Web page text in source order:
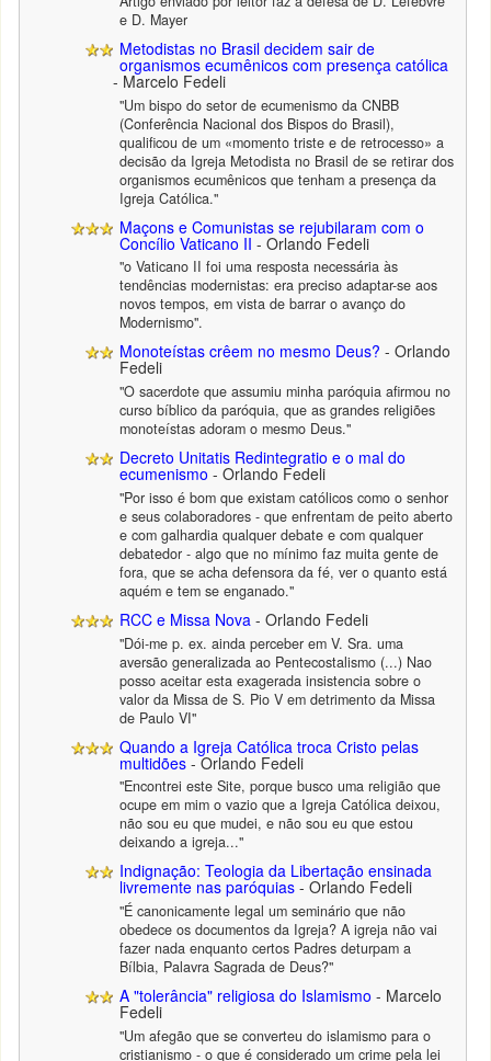
e D. Mayer
Metodistas no Brasil decidem sair de
organismos ecumênicos com presença católica
- Marcelo Fedeli
"Um bispo do setor de ecumenismo da CNBB
(Conferência Nacional dos Bispos do Brasil),
qualificou de um «momento triste e de retrocesso» a
decisão da Igreja Metodista no Brasil de se retirar dos
organismos ecumênicos que tenham a presença da
Igreja Católica."
Maçons e Comunistas se rejubilaram com o
Concílio Vaticano II - Orlando Fedeli
"o Vaticano II foi uma resposta necessária às
tendências modernistas: era preciso adaptar-se aos
novos tempos, em vista de barrar o avanço do
Modernismo".
Monoteístas crêem no mesmo Deus? - Orlando
Fedeli
"O sacerdote que assumiu minha paróquia afirmou no
curso bíblico da paróquia, que as grandes religiões
monoteístas adoram o mesmo Deus."
Decreto Unitatis Redintegratio e o mal do
ecumenismo - Orlando Fedeli
"Por isso é bom que existam católicos como o senhor
e seus colaboradores - que enfrentam de peito aberto
e com galhardia qualquer debate e com qualquer
debatedor - algo que no mínimo faz muita gente de
fora, que se acha defensora da fé, ver o quanto está
aquém e tem se enganado."
RCC e Missa Nova - Orlando Fedeli
"Dói-me p. ex. ainda perceber em V. Sra. uma
aversão generalizada ao Pentecostalismo (...) Nao
posso aceitar esta exagerada insistencia sobre o
valor da Missa de S. Pio V em detrimento da Missa
de Paulo VI"
Quando a Igreja Católica troca Cristo pelas
multidões - Orlando Fedeli
"Encontrei este Site, porque busco uma religião que
ocupe em mim o vazio que a Igreja Católica deixou,
não sou eu que mudei, e não sou eu que estou
deixando a igreja..."
Indignação: Teologia da Libertação ensinada
livremente nas paróquias - Orlando Fedeli
"É canonicamente legal um seminário que não
obedece os documentos da Igreja? A igreja não vai
fazer nada enquanto certos Padres deturpam a
Bílbia, Palavra Sagrada de Deus?"
A "tolerância" religiosa do Islamismo - Marcelo
Fedeli
"Um afegão que se converteu do islamismo para o
cristianismo - o que é considerado um crime pela lei